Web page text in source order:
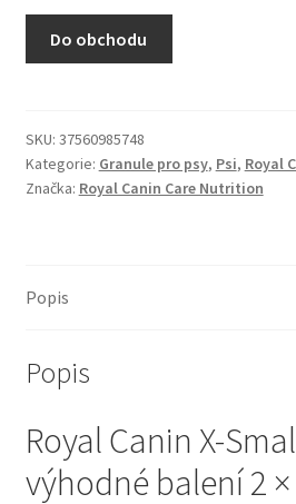
N&D Farmina pro kočky —
Pamlsky pro kočky
Purizon pro kočky
Veterinární dieta pro kočky
Vše pro psy — Krmivo, doplňky,
Boudy a výběhy
Do obchodu
SKU: 37560985748
Kategorie: Granule pro psy, Psi, Royal
Značka: Royal Canin Care Nutrition
Popis
Popis
Royal Canin X-
výhodné balení 2 ×